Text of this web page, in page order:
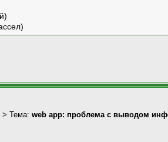
> Тема: web app: проблема с выводом